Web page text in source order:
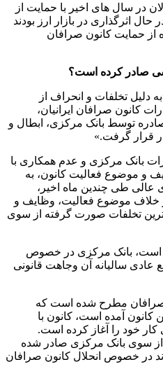
در سال های اخیر با حمایت از
اثرگذاری در بازار ارز بودند
از حمایت کانون صرافان
صادر کرده است؟
دلیل تخلفات و انحراف از
کانون صرافان ایرانیان،
توسط بانک مرکزی، ابطال و
قرار گرفت.»
بانک مرکزی و عدم همکاری با
و موضوع فعالیت کانون، به
طی چندین ماه اخیر،
خلاف موضوع فعالیت، وظایف و
تخلفات صورت گرفته از سوی
است، بانک مرکزی در خصوص
عادی سالیانه آن وجاهت قانونی
صرافان مطرح شده است که
آمده است، کانون با
خود را آغاز کرده است.
از سوی بانک مرکزی صادر شده
در خصوص انحلال کانون صرافان